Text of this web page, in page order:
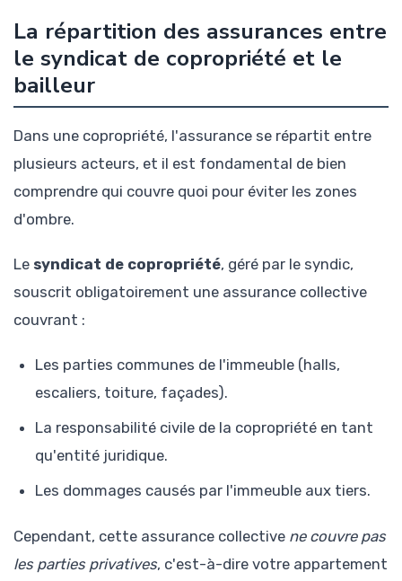
La répartition des assurances entre
le syndicat de copropriété et le
bailleur
Dans une copropriété, l'assurance se répartit entre
plusieurs acteurs, et il est fondamental de bien
comprendre qui couvre quoi pour éviter les zones
d'ombre.
Le syndicat de copropriété, géré par le syndic,
souscrit obligatoirement une assurance collective
couvrant :
Les parties communes de l'immeuble (halls,
escaliers, toiture, façades).
La responsabilité civile de la copropriété en tant
qu'entité juridique.
Les dommages causés par l'immeuble aux tiers.
Cependant, cette assurance collective ne couvre pas
les parties privatives, c'est-à-dire votre appartement